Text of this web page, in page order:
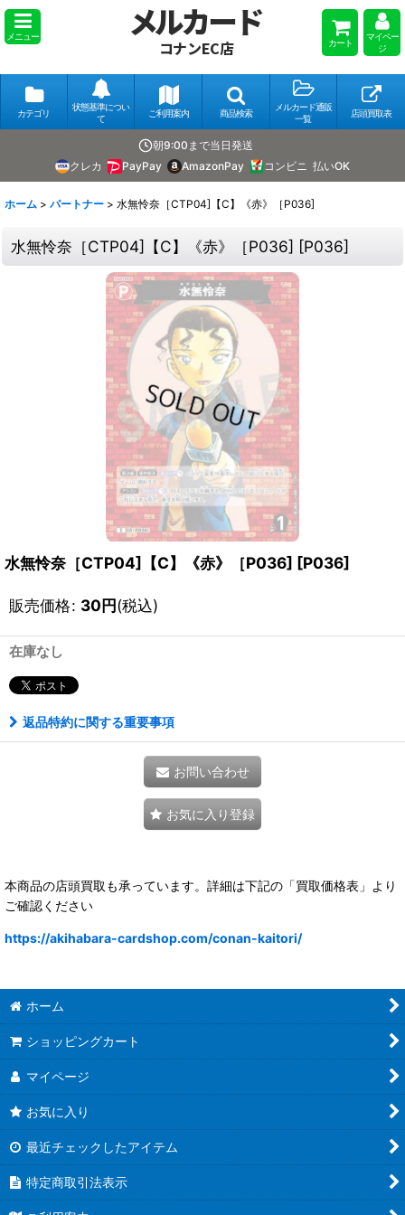
メニュー メルカード
コナンEC店 カート
マイペー
ジ
カテゴリ
状態基準につい
て
ご利用案内 商品検索
メルカード通販
一覧
店頭買取表
朝9:00まで当日発送
クレカ
PayPay AmazonPay コンビニ 払いOK
ホーム > パートナー > 水無怜奈［CTP04]【C】《赤》［P036]
水無怜奈［CTP04]【C】《赤》［P036] [P036]
水無怜奈［CTP04]【C】《赤》［P036] [P036]
販売価格: 30円(税込)
在庫なし
返品特約に関する重要事項
お問い合わせ
お気に入り登録
本商品の店頭買取も承っています。詳細は下記の「買取価格表」より
ご確認ください
https://akihabara-cardshop.com/conan-kaitori/
ホーム
ショッピングカート
マイページ
お気に入り
最近チェックしたアイテム
特定商取引法表示